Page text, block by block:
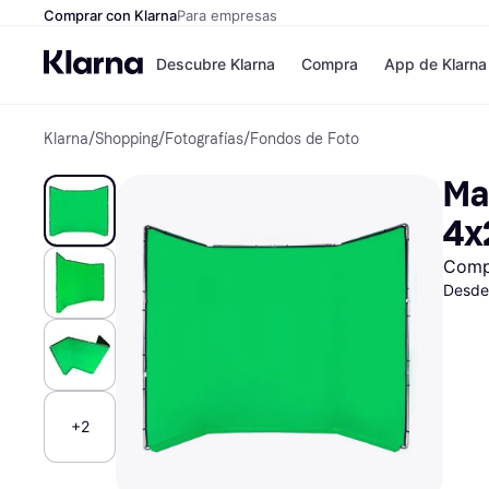
Comprar con KlarnaPara empresas
Descubre Klarna
Paga ahora
Paga en 3 plazos
Paga en 30 días
Financiación
Klarna en Apple
Compra
Zalando
Zara
JD Sports
Directorio de
App de Klarna
Klarna/Shopping/Fotografías/Fondos de Foto
+2